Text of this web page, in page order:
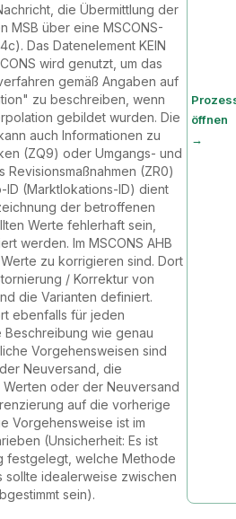
die Übermittlung der
MSB über eine MSCONS-
Das Datenelement KEIN
wird genutzt, um das
gemäß Angaben auf
zu beschreiben, wenn
gebildet wurden. Die
auch Informationen zu
(ZQ9) oder Umgangs- und
Revisionsmaßnahmen (ZR0)
ID (Marktlokations-ID) dient
der betroffenen
Werte fehlerhaft sein,
werden. Im MSCONS AHB
zu korrigieren sind. Dort
/ Korrektur von
die Varianten definiert.
ebenfalls für jeden
Beschreibung wie genau
Vorgehensweisen sind
Neuversand, die
oder der Neuversand
auf die vorherige
Vorgehensweise ist im
(Unsicherheit: Es ist
festgelegt, welche Methode
sollte idealerweise zwischen
sein).
öffnen
→